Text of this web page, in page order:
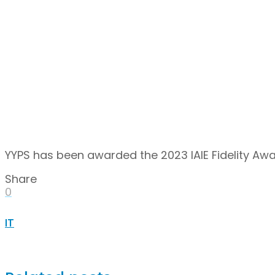
YYPS has been awarded the 2023 IAIE Fidelity
Share
0
IT